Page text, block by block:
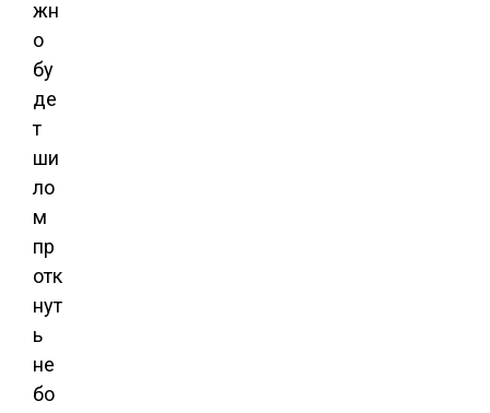
жн
о
бу
де
т
ши
ло
м
пр
отк
нут
ь
не
бо